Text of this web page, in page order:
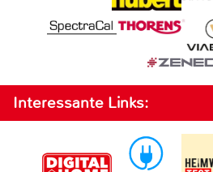
Interessante Links: